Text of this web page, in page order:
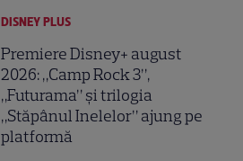
DISNEY PLUS
Premiere Disney+ august
2026: „Camp Rock 3”,
„Futurama” și trilogia
„Stăpânul Inelelor” ajung pe
platformă